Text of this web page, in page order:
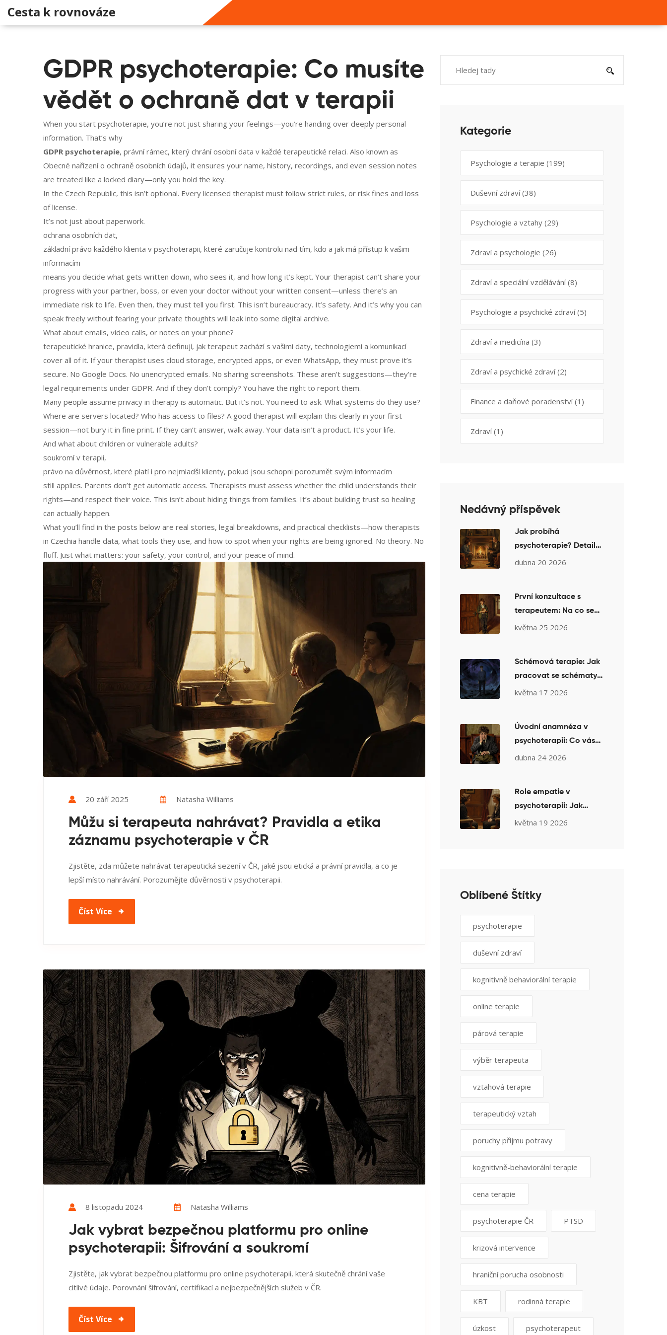
Cesta k rovnováze
GDPR psychoterapie: Co musíte
vědět o ochraně dat v terapii
When you start psychoterapie, you’re not just sharing your feelings—you’re handing over deeply personal
information. That’s why
GDPR psychoterapie, právní rámec, který chrání osobní data v každé terapeutické relaci. Also known as
Obecné nařízení o ochraně osobních údajů, it ensures your name, history, recordings, and even session notes
are treated like a locked diary—only you hold the key.
In the Czech Republic, this isn’t optional. Every licensed therapist must follow strict rules, or risk fines and loss
of license.
It’s not just about paperwork.
ochrana osobních dat,
základní právo každého klienta v psychoterapii, které zaručuje kontrolu nad tím, kdo a jak má přístup k vašim
informacím
means you decide what gets written down, who sees it, and how long it’s kept. Your therapist can’t share your
progress with your partner, boss, or even your doctor without your written consent—unless there’s an
immediate risk to life. Even then, they must tell you first. This isn’t bureaucracy. It’s safety. And it’s why you can
speak freely without fearing your private thoughts will leak into some digital archive.
What about emails, video calls, or notes on your phone?
terapeutické hranice, pravidla, která definují, jak terapeut zachází s vašimi daty, technologiemi a komunikací
cover all of it. If your therapist uses cloud storage, encrypted apps, or even WhatsApp, they must prove it’s
secure. No Google Docs. No unencrypted emails. No sharing screenshots. These aren’t suggestions—they’re
legal requirements under GDPR. And if they don’t comply? You have the right to report them.
Many people assume privacy in therapy is automatic. But it’s not. You need to ask. What systems do they use?
Where are servers located? Who has access to files? A good therapist will explain this clearly in your first
session—not bury it in fine print. If they can’t answer, walk away. Your data isn’t a product. It’s your life.
And what about children or vulnerable adults?
soukromí v terapii,
právo na důvěrnost, které platí i pro nejmladší klienty, pokud jsou schopni porozumět svým informacím
still applies. Parents don’t get automatic access. Therapists must assess whether the child understands their
rights—and respect their voice. This isn’t about hiding things from families. It’s about building trust so healing
can actually happen.
What you’ll find in the posts below are real stories, legal breakdowns, and practical checklists—how therapists
in Czechia handle data, what tools they use, and how to spot when your rights are being ignored. No theory. No
fluff. Just what matters: your safety, your control, and your peace of mind.
20 září 2025 Natasha Williams
Můžu si terapeuta nahrávat? Pravidla a etika
záznamu psychoterapie v ČR
Zjistěte, zda můžete nahrávat terapeutická sezení v ČR, jaké jsou etická a právní pravidla, a co je
lepší místo nahrávání. Porozumějte důvěrnosti v psychoterapii.
Číst Více
8 listopadu 2024 Natasha Williams
Jak vybrat bezpečnou platformu pro online
psychoterapii: Šifrování a soukromí
Zjistěte, jak vybrat bezpečnou platformu pro online psychoterapii, která skutečně chrání vaše
citlivé údaje. Porovnání šifrování, certifikací a nejbezpečnějších služeb v ČR.
Číst Více
Kategorie
Psychologie a terapie (199)
Duševní zdraví(38)
Psychologie a vztahy (29)
Zdraví a psychologie (26)
Zdraví a speciální vzdělávání(8)
Psychologie a psychické zdraví(5)
Zdraví a medicína (3)
Zdraví a psychické zdraví(2)
Finance a daňové poradenství(1)
Zdraví(1)
Nedávný příspěvek
Jak probíhá
psychoterapie? Detailní
průvodce fázemi léčby
dubna 20 2026
První konzultace s
terapeutem: Na co se
připravit a co očekávat
května 25 2026
Schémová terapie: Jak
pracovat se schématy a
režimy při poruchách
května 17 2026
Úvodní anamnéza v
psychoterapii: Co vás
čeká na prvním setkání
dubna 24 2026
Role empatie v
psychoterapii: Jak
terapeutické
května 19 2026
Oblíbené Štítky
psychoterapie
duševní zdraví
kognitivně behaviorální terapie
online terapie
párová terapie
výběr terapeuta
vztahová terapie
terapeutický vztah
poruchy příjmu potravy
kognitivně-behaviorální terapie
cena terapie
psychoterapie ČR PTSD
krizová intervence
hraniční porucha osobnosti
KBT rodinná terapie
úzkost psychoterapeut